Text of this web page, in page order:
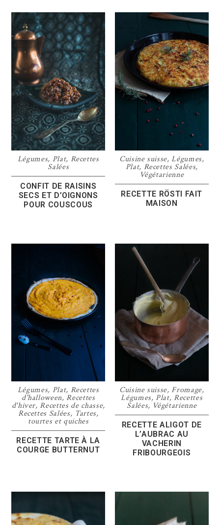
Légumes, Plat, Recettes
Salées
CONFIT DE RAISINS
SECS ET D’OIGNONS
POUR COUSCOUS
Cuisine suisse,Légumes,
Plat, Recettes Salées,
Végétarienne
RECETTE RÖSTI FAIT
MAISON
Légumes, Plat, Recettes
d'halloween,Recettes
d'hiver,Recettes de chasse,
Recettes Salées, Tartes,
tourtes et quiches
RECETTE TARTE À LA
COURGE BUTTERNUT
Cuisine suisse, Fromage,
Légumes, Plat,Recettes
Salées, Végétarienne
RECETTE ALIGOT DE
L’AUBRAC AU
VACHERIN
FRIBOURGEOIS